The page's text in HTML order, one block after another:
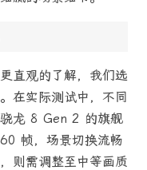
直观的了解，我们选
在实际测试中，不同
龙 8 Gen 2 的旗舰
帧，场景切换流畅
则需调整至中等画质